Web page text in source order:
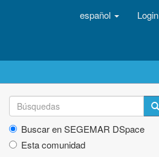
español Login
Buscar en SEGEMAR DSpace
Esta comunidad